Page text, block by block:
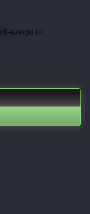
камера на